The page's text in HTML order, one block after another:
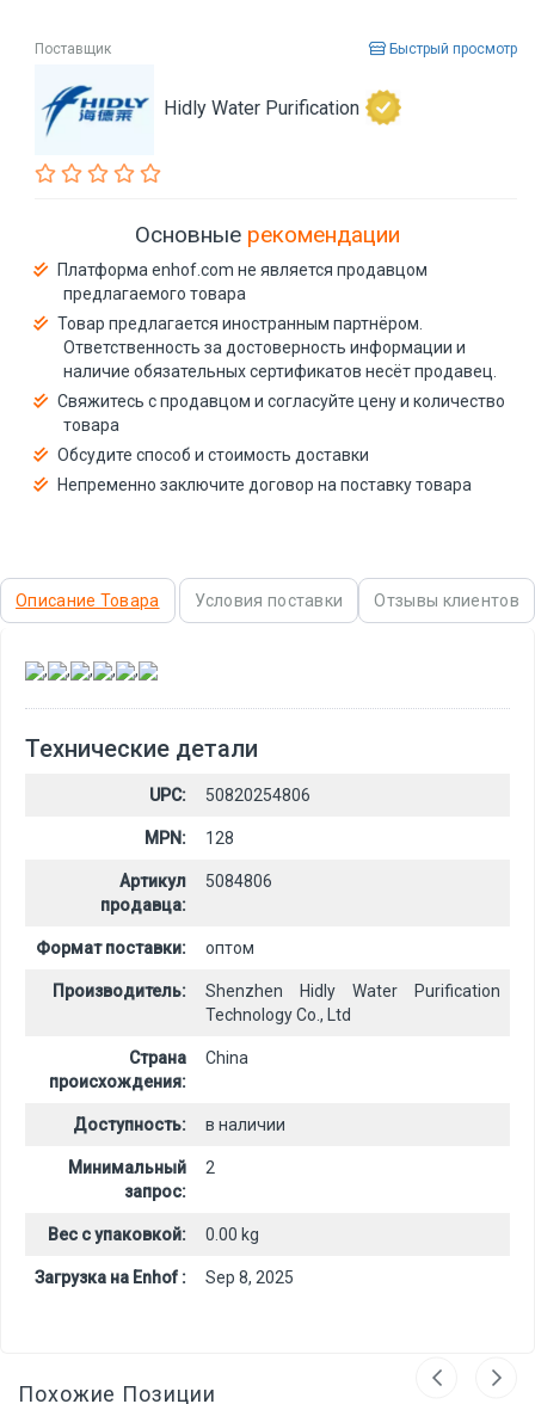
Поставщик Быстрый просмотр
Hidly Water Purification
Основные рекомендации
Платформа enhof.com не является продавцом
предлагаемого товара
Товар предлагается иностранным партнёром.
Ответственность за достоверность информации и
наличие обязательных сертификатов несёт продавец.
Свяжитесь с продавцом и согласуйте цену и количество
товара
Обсудите способ и стоимость доставки
Непременно заключите договор на поставку товара
Описание Товара Условия поставки Отзывы клиентов
, , , , ,
Технические детали
UPC: 50820254806
MPN: 128
Артикул
продавца:
5084806
Формат поставки: оптом
Производитель:
Shenzhen Hidly Water Purification
Technology Co., Ltd
Страна
происхождения:
China
Доступность: в наличии
Минимальный
запрос:
2
Вес с упаковкой: 0.00 kg
Загрузка на Enhof : Sep 8, 2025
Похожие Позиции